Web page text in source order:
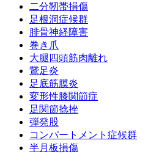
二分靭帯損傷
足根洞症候群
腓骨神経障害
巻き爪
大腿四頭筋肉離れ
鵞足炎
足底筋膜炎
変形性膝関節症
足関節捻挫
弾発股
コンパートメント症候群
半月板損傷